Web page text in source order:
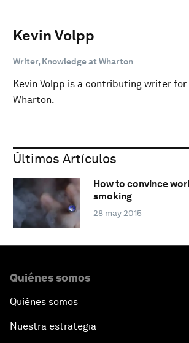
Kevin Volpp
Writer, Knowledge at Wharton
Kevin Volpp is a contributing writer for
Wharton.
Últimos Artículos
How to convince
smoking
28 may 2015
Quiénes somos
Quiénes somos
Nuestra estrategia